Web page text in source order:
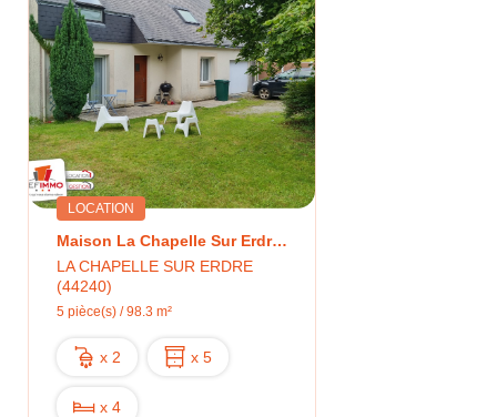
LOCATION
Maison La Chapelle Sur Erdre 5 Pièce(s) 98.30 M2 - 111.72m² Au Sol
LA CHAPELLE SUR ERDRE
(44240)
5 pièce(s) / 98.3 m²
x 2 x 5
x 4